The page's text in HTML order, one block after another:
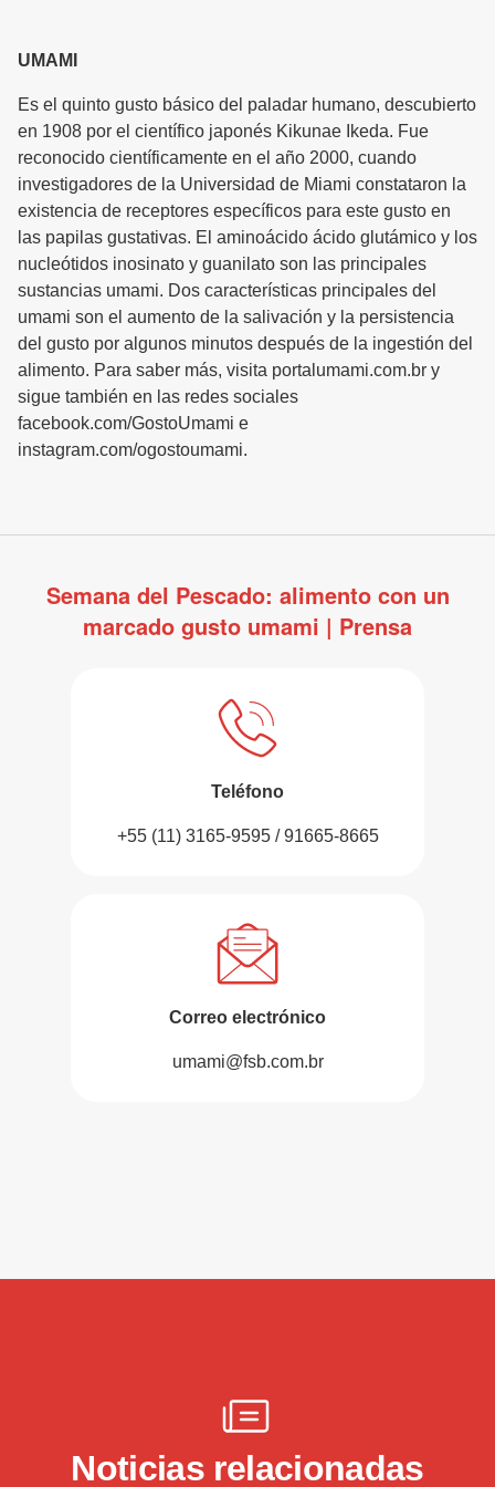
UMAMI
Es el quinto gusto básico del paladar humano, descubierto
en 1908 por el científico japonés Kikunae Ikeda. Fue
reconocido científicamente en el año 2000, cuando
investigadores de la Universidad de Miami constataron la
existencia de receptores específicos para este gusto en
las papilas gustativas. El aminoácido ácido glutámico y los
nucleótidos inosinato y guanilato son las principales
sustancias umami. Dos características principales del
umami son el aumento de la salivación y la persistencia
del gusto por algunos minutos después de la ingestión del
alimento. Para saber más, visita portalumami.com.br y
sigue también en las redes sociales
facebook.com/GostoUmami e
instagram.com/ogostoumami.
Semana del Pescado: alimento con un
marcado gusto umami | Prensa
Teléfono
+55 (11) 3165-9595 / 91665-8665
Correo electrónico
umami@fsb.com.br
Noticias relacionadas